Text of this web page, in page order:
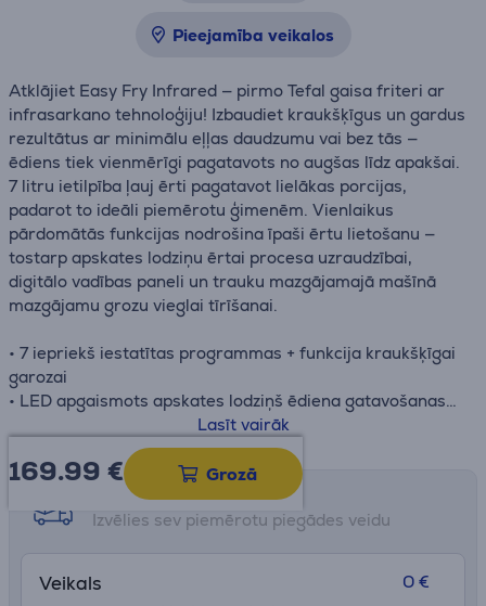
Pieejamība veikalos
Atklājiet Easy Fry Infrared — pirmo Tefal gaisa friteri ar
infrasarkano tehnoloģiju! Izbaudiet kraukšķīgus un gardus
rezultātus ar minimālu eļļas daudzumu vai bez tās —
ēdiens tiek vienmērīgi pagatavots no augšas līdz apakšai.
7 litru ietilpība ļauj ērti pagatavot lielākas porcijas,
padarot to ideāli piemērotu ģimenēm. Vienlaikus
pārdomātās funkcijas nodrošina īpaši ērtu lietošanu —
tostarp apskates lodziņu ērtai procesa uzraudzībai,
digitālo vadības paneli un trauku mazgājamajā mašīnā
mazgājamu grozu vieglai tīrīšanai.
• 7 iepriekš iestatītas programmas + funkcija kraukšķīgai
garozai
• LED apgaismots apskates lodziņš ēdiena gatavošanas
uzraudzībai un ideālam rezultātam
• Trauku mazgājamajā mašīnā mazgājams nepiedegošs
cepšanas grozs
• 15 gadu remontējamība par pieejamu cenu
Lasīt vairāk
169.99 € Grozā
Saņemšanas iespējas
Izvēlies sev piemērotu piegādes veidu
Veikals
0 €